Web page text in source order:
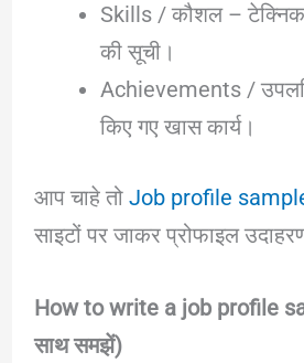
Skills / कौशल –
की सूची।
Achievements /
किए गए खास कार्य।
आप चाहे तोJob profile
साइटों पर जाकर प्रोफाइल
How to write a job profile
साथ समझें)